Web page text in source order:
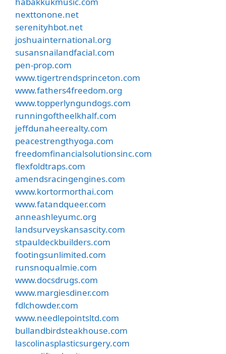
nexttonone.net
serenityhbot.net
joshuainternational.org
susansnailandfacial.com
pen-prop.com
www.tigertrendsprinceton.com
www.fathers4freedom.org
www.topperlyngundogs.com
runningoftheelkhalf.com
jeffdunaheerealty.com
peacestrengthyoga.com
freedomfinancialsolutionsinc.com
flexfoldtraps.com
amendsracingengines.com
www.kortormorthai.com
www.fatandqueer.com
anneashleyumc.org
landsurveyskansascity.com
stpauldeckbuilders.com
footingsunlimited.com
runsnoqualmie.com
www.docsdrugs.com
www.margiesdiner.com
fdlchowder.com
www.needlepointsltd.com
bullandbirdsteakhouse.com
lascolinasplasticsurgery.com